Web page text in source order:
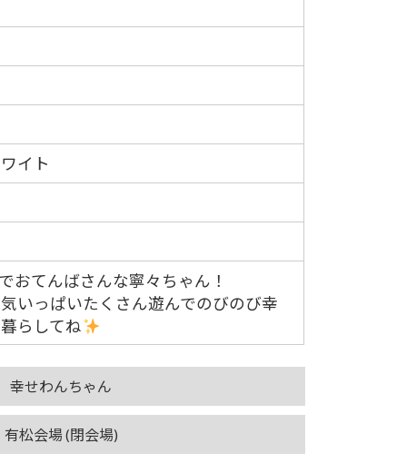
イト
おてんばさんな寧々ちゃん！
いっぱいたくさん遊んでのびのび幸
らしてね
幸せわんちゃん
有松会場 (閉会場)